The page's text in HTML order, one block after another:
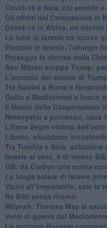
Covid-19 e Asia, chi sorride
Gli effetti del Coronavirus in
Covid-19 in Africa, un
Le lotte di Israele tra nuovo
Elezioni in Israele, l'allungo
Prosegue la riforma della
Abu Mazen stoppa Trump:
L'accordo del secolo di
Tra Salvini a Roma e
Golfo e Medioriente a fuoco
Il Natale della Cooperazione
Netanyahu a processo, caos
Liliana Segre vittima dell'odio
Libano, situazione
Tra Turchia e Siria, soluzione
Israele al voto, è di nuovo
GB: da Corbyn una scelta
La lunga estate di Israele
Vicini all’irreparabile, sale la
Re Bibi senza ritorno
Mayexit: Theresa May ai saluti
Venti di guerra dal
Lo scrittore Bassem